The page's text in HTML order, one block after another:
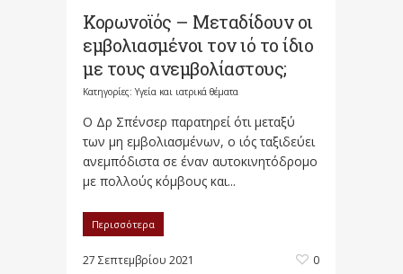
Κορωνοϊός – Μεταδίδουν οι
εμβολιασμένοι τον ιό το ίδιο
με τους ανεμβολίαστους;
Κατηγορίες: Υγεία και ιατρικά θέματα
Ο Δρ Σπένσερ παρατηρεί ότι μεταξύ
των μη εμβολιασμένων, ο ιός ταξιδεύει
ανεμπόδιστα σε έναν αυτοκινητόδρομο
με πολλούς κόμβους και...
Περισσότερα
27 Σεπτεμβρίου 2021 0